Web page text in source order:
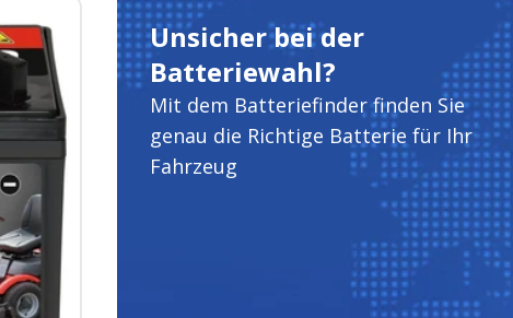
Unsicher bei der
Batteriewahl?
Mit dem Batteriefinder finden Sie
genau die Richtige Batterie für Ihr
Fahrzeug